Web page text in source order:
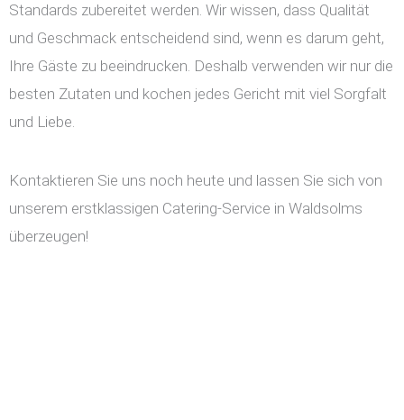
Standards zubereitet werden. Wir wissen, dass Qualität
und Geschmack entscheidend sind, wenn es darum geht,
Ihre Gäste zu beeindrucken. Deshalb verwenden wir nur die
besten Zutaten und kochen jedes Gericht mit viel Sorgfalt
und Liebe.
Kontaktieren Sie uns noch heute und lassen Sie sich von
unserem erstklassigen Catering-Service in Waldsolms
überzeugen!